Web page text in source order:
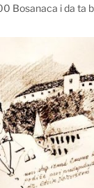
Bosanaca i da ta